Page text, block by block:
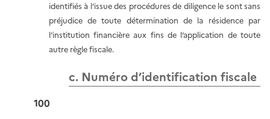
identifiés à l’issue des procédures de diligence le sont sans
préjudice de toute détermination de la résidence par
l’institution financière aux fins de l’application de toute
autre règle fiscale.
c. Numéro d’identification fiscale
100